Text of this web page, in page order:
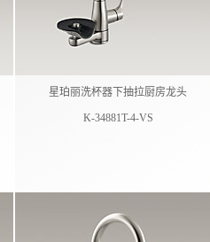
星珀丽洗杯器下抽拉厨房龙头
K-34881T-4-VS